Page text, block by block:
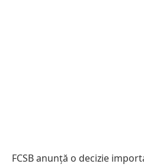
FCSB anunță o decizie